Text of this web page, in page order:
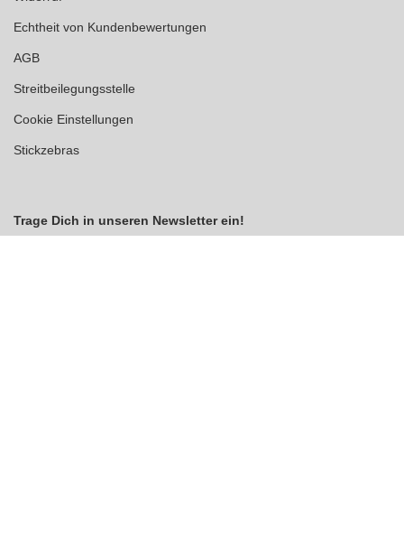
Echtheit von Kundenbewertungen
AGB
Streitbeilegungsstelle
Cookie Einstellungen
Stickzebras
Trage Dich in unseren Newsletter ein!